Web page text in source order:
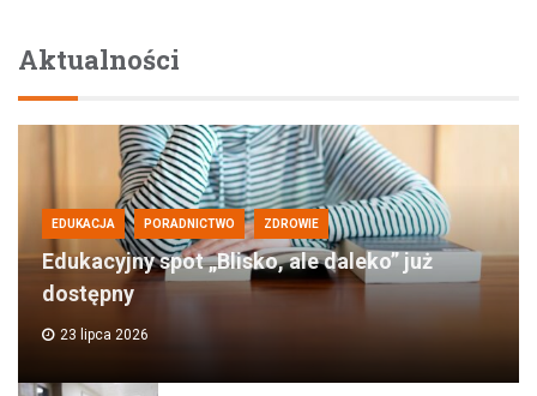
Aktualności
EDUKACJA PORADNICTWO ZDROWIE
Edukacyjny spot „Blisko, ale daleko” już
dostępny
23 lipca 2026